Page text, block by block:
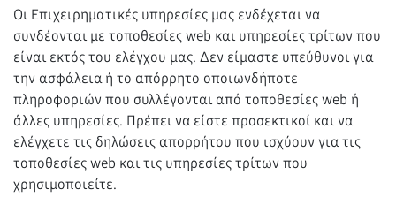
Οι Επιχειρηματικές υπηρεσίες μας ενδέχεται να
συνδέονται με τοποθεσίες web και υπηρεσίες τρίτων που
είναι εκτός του ελέγχου μας. Δεν είμαστε υπεύθυνοι για
την ασφάλεια ή το απόρρητο οποιωνδήποτε
πληροφοριών που συλλέγονται από τοποθεσίες web ή
άλλες υπηρεσίες. Πρέπει να είστε προσεκτικοί και να
ελέγχετε τις δηλώσεις απορρήτου που ισχύουν για τις
τοποθεσίες web και τις υπηρεσίες τρίτων που
χρησιμοποιείτε.